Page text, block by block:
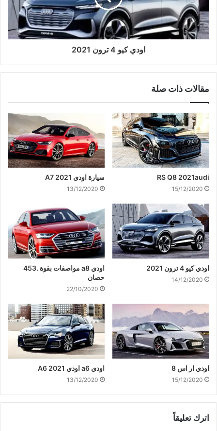
اودي كيو 4 ترون 2021
مقالات ذات صلة
RS Q8 2021audi
15/12/2020
سيارة اودي A7 2021
13/12/2020
اودي كيو 4 ترون 2021
14/12/2020
اودي a8 مواصفات بقوة .453
حصان
22/10/2020
اودي ار اس 8
15/12/2020
اودي a6 اودي A6 2021
13/12/2020
اترك تعليقاً